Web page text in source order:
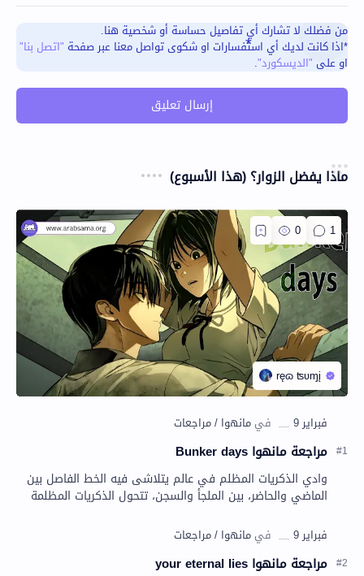
من فضلك لا تشارك أي تفاصيل حساسة أو شخصية هنا.
*اذا كانت لديك أي استفسارات او شكوى تواصل معنا عبر صفحة "اتصل بنا"
او على "الديسكورد".
إرسال تعليق
ماذا يفضل الزوار؟ (هذا الأسبوع)
مراجعة مانهوا Bunker days
وادي الذكريات المظلم في عالم يتلاشى فيه الخط الفاصل بين
الماضي والحاضر، بين الملجأ والسجن، تتحول الذكريات المظلمة
مراجعة مانهوا your eternal lies